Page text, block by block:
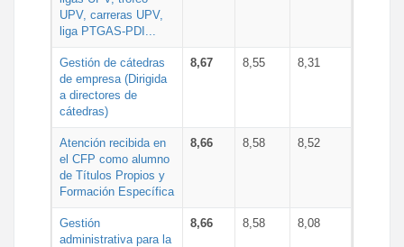
UPV, carreras UPV,
liga PTGAS-PDI...
Gestión de cátedras
de empresa (Dirigida
a directores de
cátedras)
8,67 8,55 8,31
Atención recibida en
el CFP como alumno
de Títulos Propios y
Formación Específica
8,66 8,58 8,52
Gestión
administrativa para la
8,66 8,58 8,08